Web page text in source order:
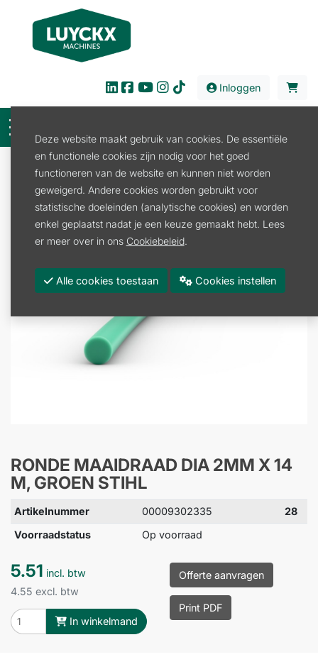
Inloggen
Tuin en Park
Bosmaaier/Trimmer
RONDE MAAIDRAAD DIA 2MM X 14 M, GROEN STIHL
RONDE MAAIDRAAD DIA 2MM X 14
M, GROEN STIHL
Artikelnummer 00009302335
28
Voorraadstatus
Op voorraad
5.51 incl. btw
4.55 excl. btw
In winkelmand
Offerte aanvragen
Print PDF
Deze website maakt gebruik van cookies. De essentiële
en functionele cookies zijn nodig voor het goed
functioneren van de website en kunnen niet worden
geweigerd. Andere cookies worden gebruikt voor
statistische doeleinden (analytische cookies) en worden
enkel geplaatst nadat je een keuze gemaakt hebt. Lees
er meer over in ons Cookiebeleid.
Alle cookies toestaan Cookies instellen